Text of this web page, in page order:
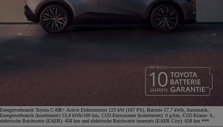
Energieverbrauch Toyota C-HR+ Active Elektromotor 123 kW (167 PS), Batterie 57,7 kWh, Automatik,
Energieverbrauch (kombiniert) 13,4 kWh/100 km, CO2-Emissionen (kombiniert): 0 g/km, CO2-Klasse: A ;
elektrische Reichweite (EAER): 458 km und elektrische Reichweite innerorts (EAER City): 658 km.***